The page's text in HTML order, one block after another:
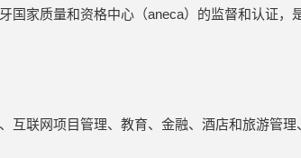
国家质量和资格中心（aneca）的监督和认证，
互联网项目管理、教育、金融、酒店和旅游管理